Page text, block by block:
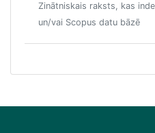
Zinātniskais raksts, kas
un/vai Scopus datu bāzē